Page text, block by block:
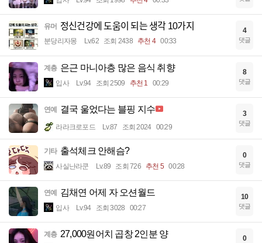
유머 정신건강에 도움이 되는 생각 10가지
분당리자몽 Lv.62 조회 2438 추천 4 00:33
4
댓글
계층 은근 마니아층 많은 음식 취향
입사 Lv.94 조회 2509 추천 1 00:29
8
댓글
연예 결국 울었다는 블핑 지수
라라크로포드 Lv.87 조회 2024 00:29
3
댓글
기타 출석체크 안해슴?
사실난라쿤 Lv.89 조회 726 추천 5 00:28
0
댓글
연예 김채연 어제 자 오션월드
입사 Lv.94 조회 3028 00:27
10
댓글
계층 27,000원어치 곱창 2인분 양 0